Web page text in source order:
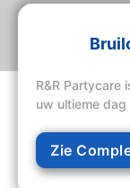
R&R Partycare
uw ultieme dag
Zie